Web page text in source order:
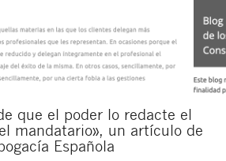
que el poder lo redacte el
mandatario», un artículo de
Española